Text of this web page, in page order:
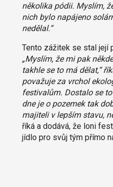
několika pódii. Myslím,
nich bylo napájeno
nedělal.“
Tento zážitek se stal její
„Myslím, že mi pak
takhle se to má dělat,“
považuje za vrchol
festivalům. Dostalo se
dne je o pozemek tak
majiteli v lepším stavu,
říká a dodává, že loni
jídlo pro svůj tým přímo